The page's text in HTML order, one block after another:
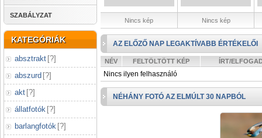
SZABÁLYZAT
KATEGÓRIÁK
absztrakt [?]
abszurd [?]
akt [?]
állatfotók [?]
barlangfotók [?]
Nincs kép Nincs kép
AZ ELŐZŐ NAP LEGAKTÍVABB ÉRTÉKELŐI
NÉV FELTÖLTÖTT KÉP ÍRT/
Nincs ilyen felhasználó
NÉHÁNY FOTÓ AZ ELMÚLT 30 NAPBÓL